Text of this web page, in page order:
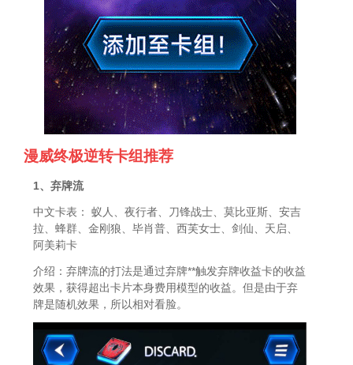
漫威终极逆转卡组推荐
1、弃牌流
中文卡表： 蚁人、夜行者、刀锋战士、莫比亚斯、安吉
拉、蜂群、金刚狼、毕肖普、西芙女士、剑仙、天启、
阿美莉卡
介绍：弃牌流的打法是通过弃牌**触发弃牌收益卡的收益
效果，获得超出卡片本身费用模型的收益。但是由于弃
牌是随机效果，所以相对看脸。